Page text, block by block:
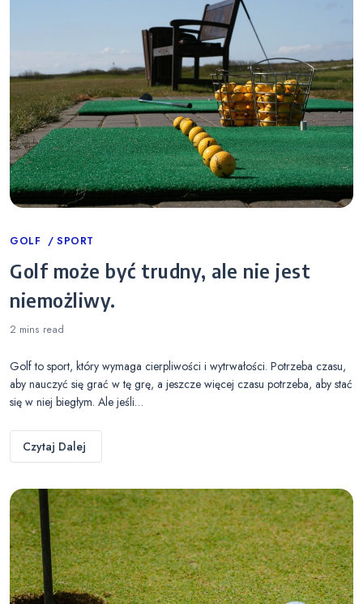
Categories
GOLF SPORT
Golf może być trudny, ale nie jest
niemożliwy.
2 mins read
Golf to sport, który wymaga cierpliwości i wytrwałości. Potrzeba czasu,
aby nauczyć się grać w tę grę, a jeszcze więcej czasu potrzeba, aby stać
się w niej biegłym. Ale jeśli…
Czytaj Dalej